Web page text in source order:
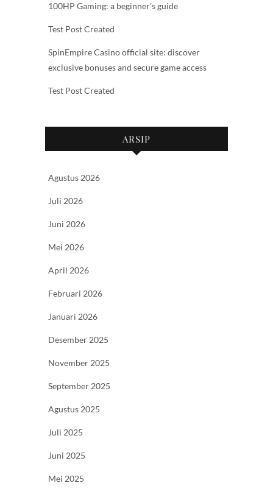
100HP Gaming: a beginner’s guide
Test Post Created
SpinEmpire Casino official site: discover
exclusive bonuses and secure game access
Test Post Created
ARSIP
Agustus 2026
Juli 2026
Juni 2026
Mei 2026
April 2026
Februari 2026
Januari 2026
Desember 2025
November 2025
September 2025
Agustus 2025
Juli 2025
Juni 2025
Mei 2025